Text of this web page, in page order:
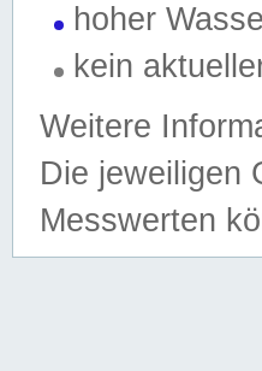
hoher
kein
Weitere
Die jeweiligen
Messwerten